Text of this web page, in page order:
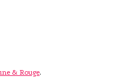
& Rouge.